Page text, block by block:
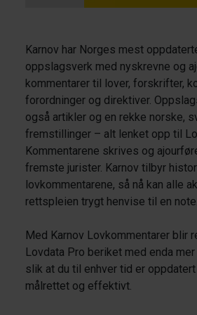
Karnov har Norges mest
oppslagsverk med nyskrevne og
kommentarer til lover, forskrifter,
forordninger og direktiver.
også artikler og en rekke norske,
fremstillinger – alt lenket opp til
Kommentarene skrives og
fremste jurister. Karnov tilbyr
lovkommentarene, så nå kan alle
rettspleien trygt henvise til en note.
Med Karnov Lovkommentarer blir
Lovdata Pro beriket med enda
slik at du til enhver tid er
målrettet og effektivt.